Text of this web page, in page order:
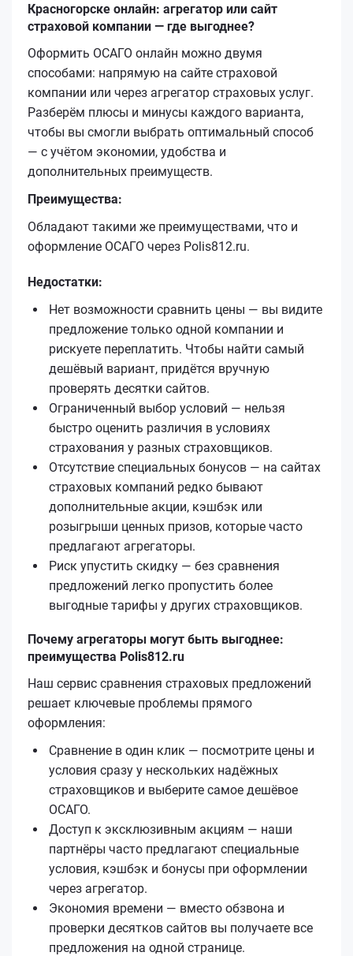
Красногорске онлайн: агрегатор или сайт
страховой компании — где выгоднее?
Оформить ОСАГО онлайн можно двумя
способами: напрямую на сайте страховой
компании или через агрегатор страховых услуг.
Разберём плюсы и минусы каждого варианта,
чтобы вы смогли выбрать оптимальный способ
— с учётом экономии, удобства и
дополнительных преимуществ.
Преимущества:
Обладают такими же преимуществами, что и
оформление ОСАГО через Polis812.ru.
Недостатки:
Нет возможности сравнить цены — вы видите
предложение только одной компании и
рискуете переплатить. Чтобы найти самый
дешёвый вариант, придётся вручную
проверять десятки сайтов.
Ограниченный выбор условий — нельзя
быстро оценить различия в условиях
страхования у разных страховщиков.
Отсутствие специальных бонусов — на сайтах
страховых компаний редко бывают
дополнительные акции, кэшбэк или
розыгрыши ценных призов, которые часто
предлагают агрегаторы.
Риск упустить скидку — без сравнения
предложений легко пропустить более
выгодные тарифы у других страховщиков.
Почему агрегаторы могут быть выгоднее:
преимущества Polis812.ru
Наш сервис сравнения страховых предложений
решает ключевые проблемы прямого
оформления:
Сравнение в один клик — посмотрите цены и
условия сразу у нескольких надёжных
страховщиков и выберите самое дешёвое
ОСАГО.
Доступ к эксклюзивным акциям — наши
партнёры часто предлагают специальные
условия, кэшбэк и бонусы при оформлении
через агрегатор.
Экономия времени — вместо обзвона и
проверки десятков сайтов вы получаете все
предложения на одной странице.